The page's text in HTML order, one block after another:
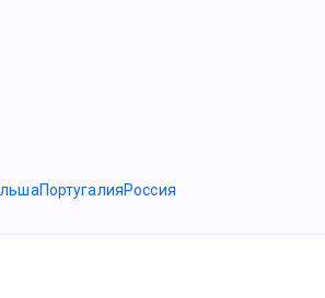
ПортугалияРоссия